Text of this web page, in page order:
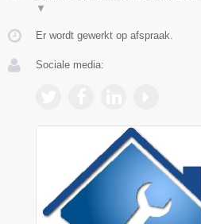
▼
Er wordt gewerkt op afspraak.
Sociale media: